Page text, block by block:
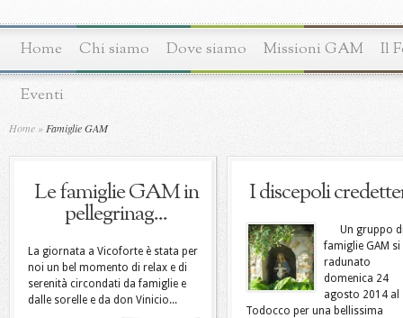
Home Chi siamo Dove siamo Missioni GAM Il
Eventi
Home » Famiglie GAM
Le famiglie GAM in
pellegrinag...
La giornata a Vicoforte è stata per
noi un bel momento di relax e di
serenità circondati da famiglie e
dalle sorelle e da don Vinicio...
I discepoli
Un gruppo
famiglie GAM si
radunato
domenica 24
agosto 2014 al
Todocco per una bellissima